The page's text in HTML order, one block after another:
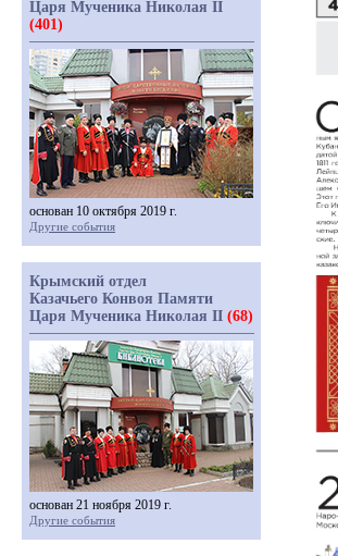
Царя Мученика Николая II
(401)
основан 10 октября 2019 г.
Другие события
Крымский отдел
Казачьего Конвоя Памяти
Царя Мученика Николая II (68)
основан 21 ноября 2019 г.
Другие события